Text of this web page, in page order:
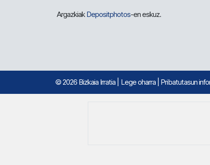
ArgazkiakDepositphotos-en eskuz.
© 2026 Bizkaia Irratia Lege oharra Pribatutasun